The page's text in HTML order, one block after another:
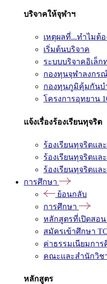
บริจาคให้จุฬาฯ
เหตุผลที่...ทำไมต้
เริ่มต้นบริจาค
ระบบบริจาคอิเล็ก
กองทุนจุฬาลงกร
กองทุนภูมิคุ้มกันบ
โครงการอุทยาน
แจ้งเรื่องร้องเรียนทุจริต
ร้องเรียนทุจริตแ
ร้องเรียนทุจริตแ
ร้องเรียนทุจริตแ
การศึกษา
ย้อนกลับ
การศึกษา
หลักสูตรที่เปิดสอน
สมัครเข้าศึกษา
ค่าธรรมเนียมการ
คณะและสำนักวิช
หลักสูตร